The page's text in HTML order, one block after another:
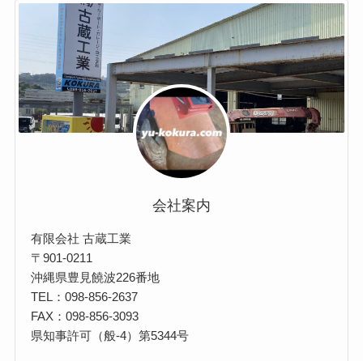
事
会社案内
有限会社 古蔵工業
〒901-0211
沖縄県豊見饒波226番地
TEL：098-856-2637
FAX：098-856-3093
県知事許可（般-4）第5344号